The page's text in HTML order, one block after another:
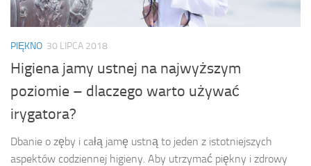
PIĘKNO 30 LIPCA 2018
Higiena jamy ustnej na najwyższym
poziomie – dlaczego warto używać
irygatora?
Dbanie o zęby i całą jamę ustną to jeden z istotniejszych
aspektów codziennej higieny. Aby utrzymać piękny i zdrowy